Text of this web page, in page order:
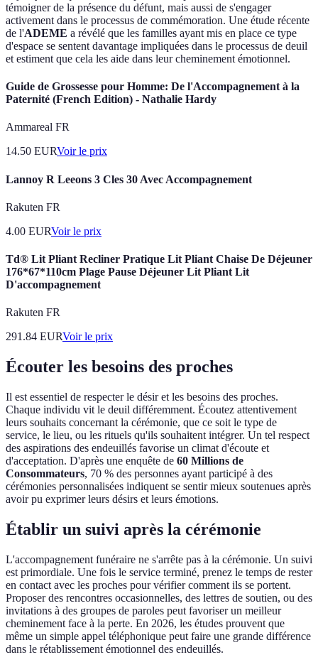
témoigner de la présence du défunt, mais aussi de s'engager
activement dans le processus de commémoration. Une étude récente
de l'ADEME a révélé que les familles ayant mis en place ce type
d'espace se sentent davantage impliquées dans le processus de deuil
et estiment que cela les aide dans leur cheminement émotionnel.
Guide de Grossesse pour Homme: De l'Accompagnement à la
Paternité (French Edition) - Nathalie Hardy
Ammareal FR
14.50 EURVoir le prix
Lannoy R Leeons 3 Cles 30 Avec Accompagnement
Rakuten FR
4.00 EURVoir le prix
Td® Lit Pliant Recliner Pratique Lit Pliant Chaise De Déjeuner
176*67*110cm Plage Pause Déjeuner Lit Pliant Lit
D'accompagnement
Rakuten FR
291.84 EURVoir le prix
Écouter les besoins des proches
Il est essentiel de respecter le désir et les besoins des proches.
Chaque individu vit le deuil différemment. Écoutez attentivement
leurs souhaits concernant la cérémonie, que ce soit le type de
service, le lieu, ou les rituels qu'ils souhaitent intégrer. Un tel respect
des aspirations des endeuillés favorise un climat d'écoute et
d'acceptation. D'après une enquête de 60 Millions de
Consommateurs, 70 % des personnes ayant participé à des
cérémonies personnalisées indiquent se sentir mieux soutenues après
avoir pu exprimer leurs désirs et leurs émotions.
Établir un suivi après la cérémonie
L'accompagnement funéraire ne s'arrête pas à la cérémonie. Un suivi
est primordiale. Une fois le service terminé, prenez le temps de rester
en contact avec les proches pour vérifier comment ils se portent.
Proposer des rencontres occasionnelles, des lettres de soutien, ou des
invitations à des groupes de paroles peut favoriser un meilleur
cheminement face à la perte. En 2026, les études prouvent que
même un simple appel téléphonique peut faire une grande différence
dans le rétablissement émotionnel des endeuillés.